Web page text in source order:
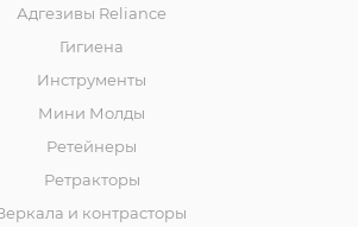
Адгезивы Reliance
Гигиена
Инструменты
Мини Молды
Ретейнеры
Ретракторы
и контраcторы